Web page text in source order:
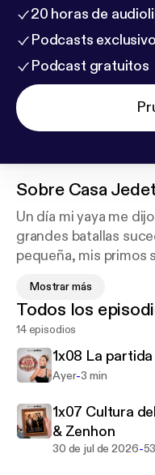
20 horas de
Podcasts
Podcast gratuitos
Sobre Casa
Un día mi yaya me
grandes batallas
pequeña, mis primos
los mayores, por eso
escuchar las
Un lugar en el que
priori, no tienen nada
hilo que les une.
Para escuchar todas
puertas de casa
bienvenidas.
Mostrar más
Todos los
14 episodios
1x08 La
Ayer-3 min
1x07 Cultura
& Zenhon
30 de jul de 2026-